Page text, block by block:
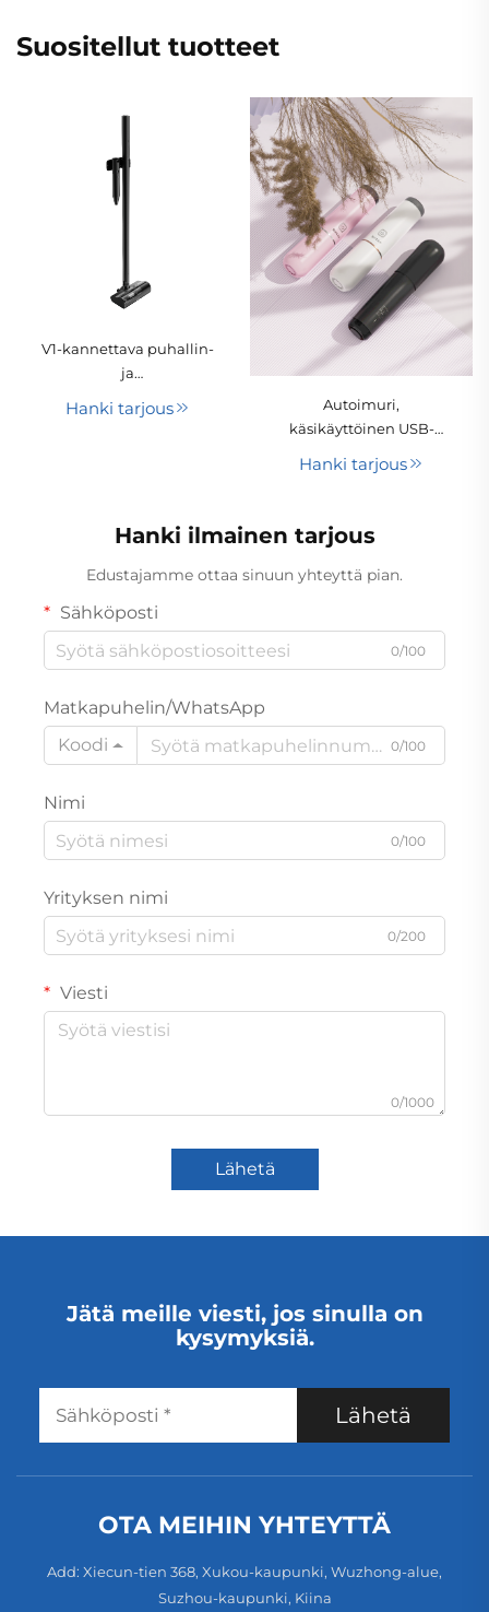
Suositellut tuotteet
V1-kannettava puhallin-
ja
Hanki tarjous
Autoimuri,
käsikäyttöinen USB-
litiumakku,
korkeatehoinen 65 W:n
tasavirtamoottori ja
harjamoottori, 1 vuoden
Hanki tarjous
Hanki ilmainen tarjous
Edustajamme ottaa sinuun yhteyttä pian.
Sähköposti
0/100
Matkapuhelin/WhatsApp
Koodi
0/100
Nimi
0/100
Yrityksen nimi
0/200
Viesti
0/1000
Lähetä
Jätä meille viesti, jos sinulla on
kysymyksiä.
Lähetä
OTA MEIHIN YHTEYTTÄ
Add: Xiecun-tien 368, Xukou-kaupunki, Wuzhong-alue,
Suzhou-kaupunki, Kiina